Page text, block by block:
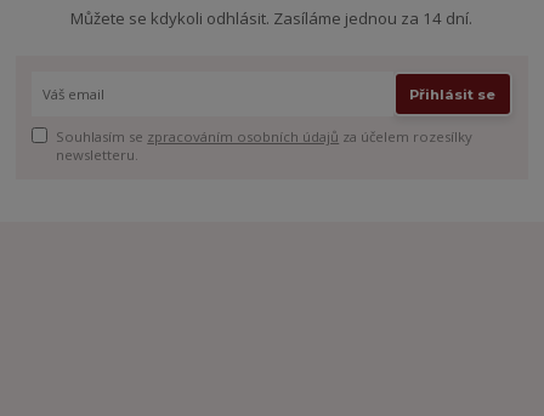
Můžete se kdykoli odhlásit. Zasíláme jednou za 14 dní.
Přihlásit se
Souhlasím se zpracováním osobních údajů za účelem rozesílky
newsletteru.